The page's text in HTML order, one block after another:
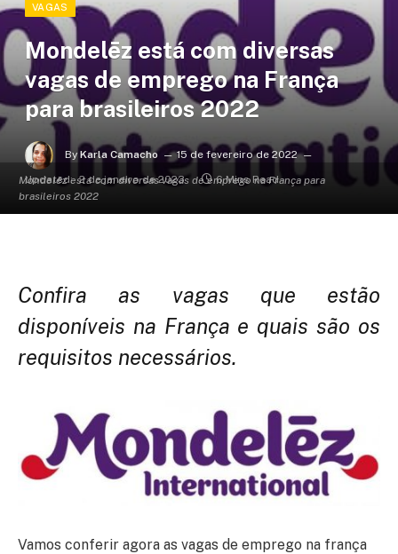
Mondelēz está com diversas vagas de emprego na França para
brasileiros 2022
VAGAS
Mondelēz está com diversas
vagas de emprego na França
para brasileiros 2022
By Karla Camacho
15 de fevereiro de 2022
Updated: 2 de janeiro de 2023 6 Mins Read
Confira as vagas que estão
disponíveis na França e quais são os
requisitos necessários.
Vamos conferir agora as vagas de emprego na frança